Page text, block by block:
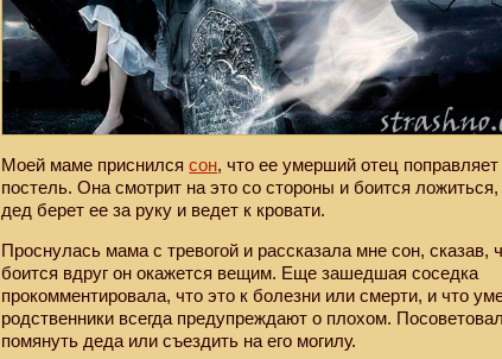
Моей маме приснилсясон, что ее умерший отец поправляет
постель. Она смотрит на это со стороны и боится ложиться,
дед берет ее за руку и ведет к кровати.
Проснулась мама с тревогой и рассказала мне сон, сказав,
боится вдруг он окажется вещим. Еще зашедшая соседка
прокомментировала, что это к болезни или смерти, и что
родственники всегда предупреждают о плохом.
помянуть деда или съездить на его могилу.